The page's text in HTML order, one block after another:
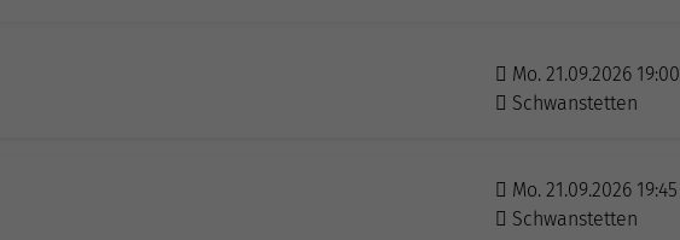
Mo. 21.09.2026 19:00
Schwanstetten
Mo. 21.09.2026 19:45
Schwanstetten